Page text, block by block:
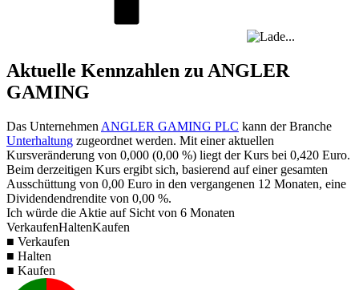
Aktuelle Kennzahlen zu ANGLER
GAMING
Das Unternehmen ANGLER GAMING PLC kann der Branche
Unterhaltung zugeordnet werden. Mit einer aktuellen
Kursveränderung von 0,000 (0,00 %) liegt der Kurs bei 0,420 Euro.
Beim derzeitigen Kurs ergibt sich, basierend auf einer gesamten
Ausschüttung von 0,00 Euro in den vergangenen 12 Monaten, eine
Dividendendrendite von 0,00 %.
Ich würde die Aktie auf Sicht von 6 Monaten
VerkaufenHaltenKaufen
■ Verkaufen
■ Halten
■ Kaufen